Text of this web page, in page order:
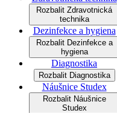
Rozbalit Zdravotnická
technika
Dezinfekce a hygiena
Rozbalit Dezinfekce a
hygiena
Diagnostika
Rozbalit Diagnostika
Náušnice Studex
Rozbalit Náušnice
Studex